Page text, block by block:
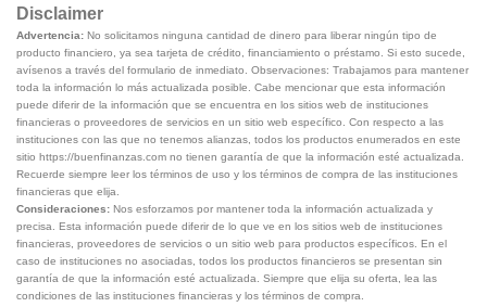
Disclaimer
Advertencia: No solicitamos ninguna cantidad de dinero para liberar ningún tipo de
producto financiero, ya sea tarjeta de crédito, financiamiento o préstamo. Si esto sucede,
avísenos a través del formulario de inmediato. Observaciones: Trabajamos para mantener
toda la información lo más actualizada posible. Cabe mencionar que esta información
puede diferir de la información que se encuentra en los sitios web de instituciones
financieras o proveedores de servicios en un sitio web específico. Con respecto a las
instituciones con las que no tenemos alianzas, todos los productos enumerados en este
sitio https://buenfinanzas.com no tienen garantía de que la información esté actualizada.
Recuerde siempre leer los términos de uso y los términos de compra de las instituciones
financieras que elija.
Consideraciones: Nos esforzamos por mantener toda la información actualizada y
precisa. Esta información puede diferir de lo que ve en los sitios web de instituciones
financieras, proveedores de servicios o un sitio web para productos específicos. En el
caso de instituciones no asociadas, todos los productos financieros se presentan sin
garantía de que la información esté actualizada. Siempre que elija su oferta, lea las
condiciones de las instituciones financieras y los términos de compra.